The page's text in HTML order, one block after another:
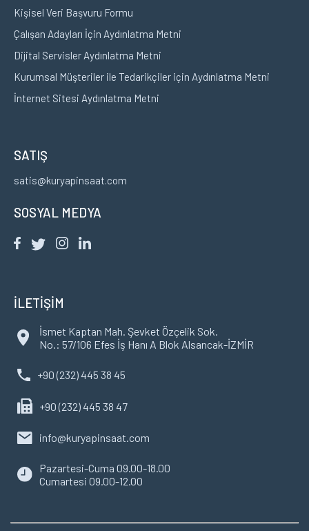
Kişisel Veri Başvuru Formu
Çalışan Adayları İçin Aydınlatma Metni
Dijital Servisler Aydınlatma Metni
Kurumsal Müşteriler ile Tedarikçiler için Aydınlatma Metni
İnternet Sitesi Aydınlatma Metni
SATIŞ
satis@kuryapinsaat.com
SOSYAL MEDYA
İLETİŞİM
İsmet Kaptan Mah. Şevket Özçelik Sok.
No.: 57/106 Efes İş Hanı A Blok Alsancak-İZMİR
+90 (232) 445 38 45
+90 (232) 445 38 47
info@kuryapinsaat.com
Pazartesi-Cuma 09.00-18.00
Cumartesi 09.00-12.00